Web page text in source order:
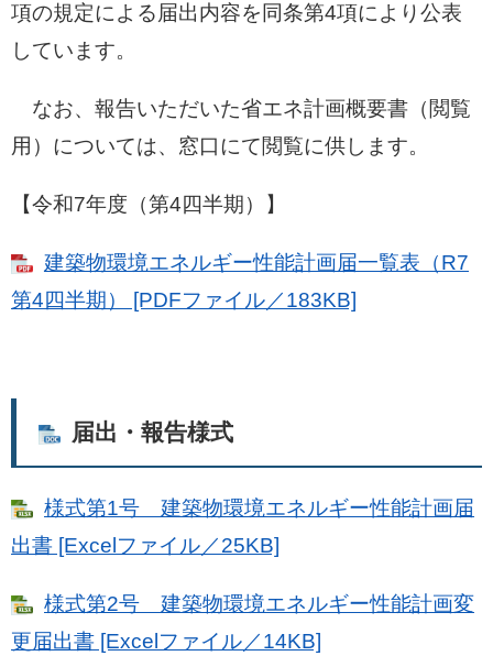
項の規定による届出内容を同条第4項により公表
しています。
なお、報告いただいた省エネ計画概要書（閲覧
用）については、窓口にて閲覧に供します。
【令和7年度（第4四半期）】
建築物環境エネルギー性能計画届一覧表（R7
第4四半期） [PDFファイル／183KB]
届出・報告様式
様式第1号 建築物環境エネルギー性能計画届
出書 [Excelファイル／25KB]
様式第2号 建築物環境エネルギー性能計画変
更届出書 [Excelファイル／14KB]